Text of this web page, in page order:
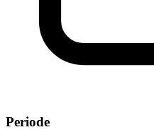
Periode